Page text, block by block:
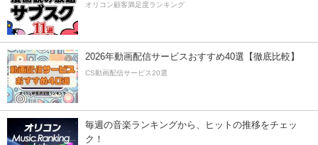
オリコン顧客満足度ランキング
2026年動画配信サービスおすすめ40選【徹底比較】
CS動画配信サービス20選
毎週の音楽ランキングから、ヒットの推移をチェッ
ク！